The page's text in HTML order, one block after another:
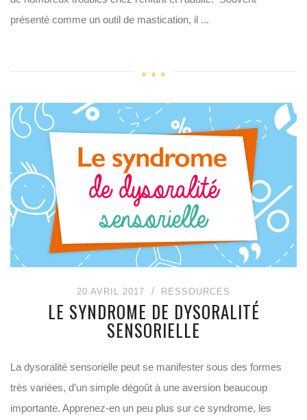
présenté comme un outil de mastication, il ...
20 AVRIL 2017 RESSOURCES
LE SYNDROME DE DYSORALITÉ
SENSORIELLE
La dysoralité sensorielle peut se manifester sous des formes
très variées, d’un simple dégoût à une aversion beaucoup
importante. Apprenez-en un peu plus sur ce syndrome, les